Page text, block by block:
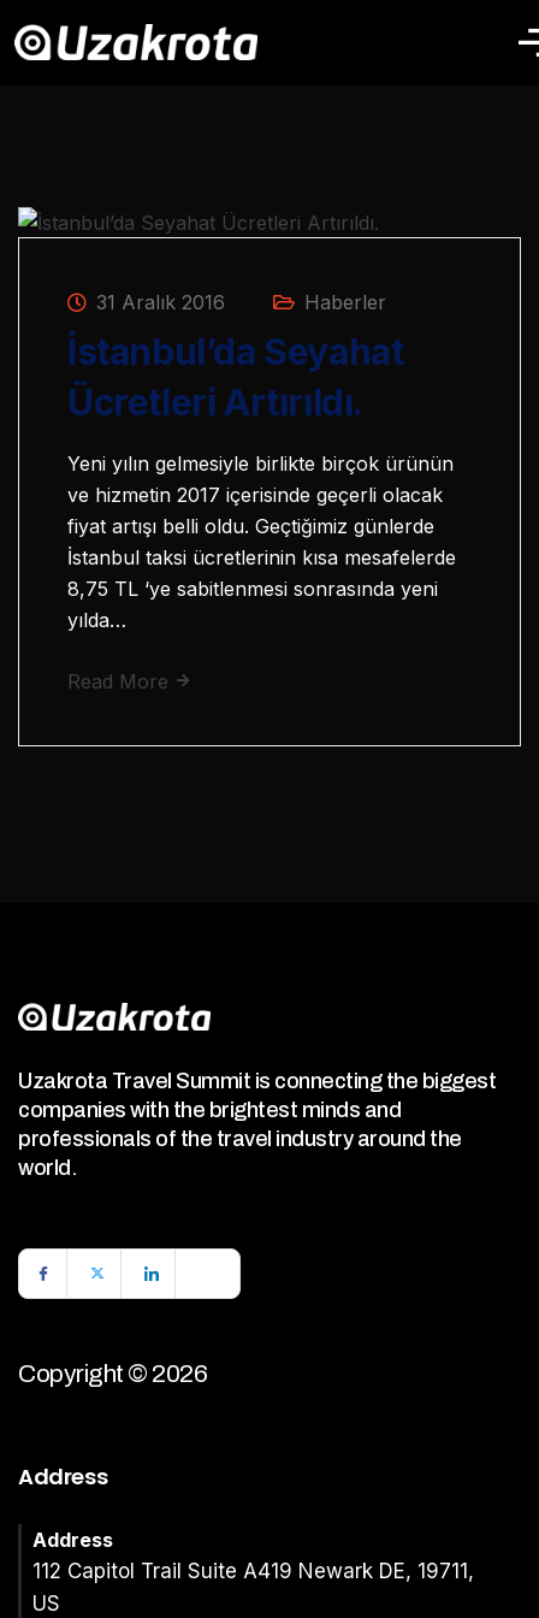
31 Aralık 2016 Haberler
İstanbul’da Seyahat
Ücretleri Artırıldı.
Yeni yılın gelmesiyle birlikte birçok ürünün
ve hizmetin 2017 içerisinde geçerli olacak
fiyat artışı belli oldu. Geçtiğimiz günlerde
İstanbul taksi ücretlerinin kısa mesafelerde
8,75 TL ‘ye sabitlenmesi sonrasında yeni
yılda…
Read More
Uzakrota Travel Summit is connecting the biggest
companies with the brightest minds and
professionals of the travel industry around the
world.
Copyright © 2026
Address
Address
112 Capitol Trail Suite A419 Newark DE, 19711,
US